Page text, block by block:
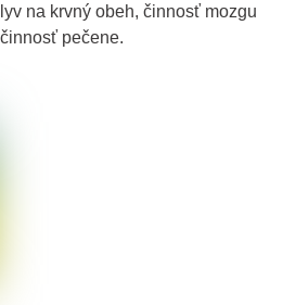
na krvný obeh, činnosť mozgu
pečene.